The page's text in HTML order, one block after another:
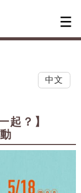
中文
起？】